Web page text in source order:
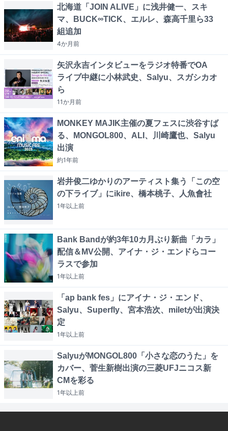
北海道「JOIN ALIVE」に浅井健一、スキ
マ、BUCK∞TICK、エルレ、森高千里ら33
組追加
4か月前
矢沢永吉インタビューをラジオ特番でOA
ライブ中継に小林武史、Salyu、スガシカオ
ら
11か月前
MONKEY MAJIK主催の夏フェスに渋谷すば
る、MONGOL800、ALI、川崎鷹也、Salyu
出演
約1年前
岩井俊二ゆかりのアーティスト集う「この空
の下ライブ」にikire、橋本桃子、人魚會社
1年以上前
Bank Bandが約3年10カ月ぶり新曲「カラ」
配信＆MV公開、アイナ・ジ・エンドらコー
ラスで参加
1年以上前
「ap bank fes」にアイナ・ジ・エンド、
Salyu、Superfly、宮本浩次、miletが出演決
定
1年以上前
SalyuがMONGOL800「小さな恋のうた」を
カバー、菅生新樹出演の三菱UFJニコス新
CMを彩る
1年以上前